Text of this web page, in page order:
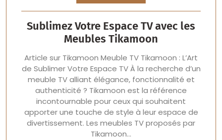
Sublimez Votre Espace TV avec les
Meubles Tikamoon
Article sur Tikamoon Meuble TV Tikamoon : L’Art
de Sublimer Votre Espace TV À la recherche d’un
meuble TV alliant élégance, fonctionnalité et
authenticité ? Tikamoon est la référence
incontournable pour ceux qui souhaitent
apporter une touche de style à leur espace de
divertissement. Les meubles TV proposés par
Tikamoon…